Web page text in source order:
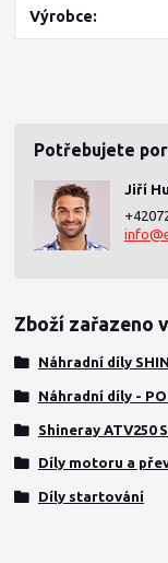
Výrobce
Potřebujete
Jiří
Zboží zařazeno
Náhradní díly
Náhradní díly -
Shineray ATV250
Díly motoru a
Díly startování